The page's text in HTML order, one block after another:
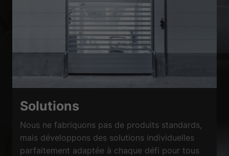
Solutions
Nous ne fabriquons pas de produits standards,
mais développons des solutions individuelles
parfaitement adaptée à chaque défi pour tous